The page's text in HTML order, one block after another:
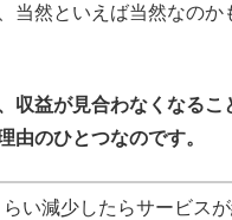
当然といえば当然なのか
収益が見合わなくなるこ
由のひとつなのです。
らい減少したらサービス